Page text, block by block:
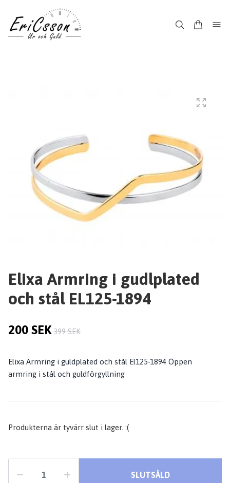
Elixa Armring i gudlplated
och stål EL125-1894
200 SEK 399 SEK
Elixa Armring i guldplated och stål El125-1894 Öppen
armring i stål och guldförgyllning
Produkterna är tyvärr slut i lager. :(
SLUTSÅLD